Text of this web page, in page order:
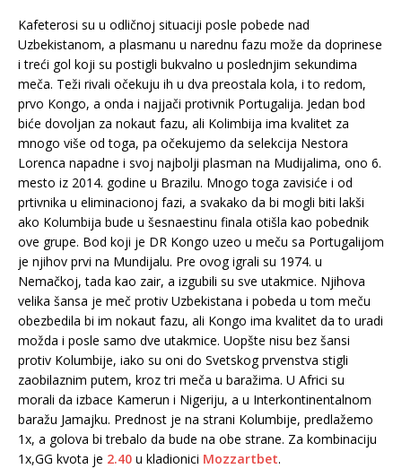
Kafeterosi su u odličnoj situaciji posle pobede nad
Uzbekistanom, a plasmanu u narednu fazu može da doprinese
i treći gol koji su postigli bukvalno u poslednjim sekundima
meča. Teži rivali očekuju ih u dva preostala kola, i to redom,
prvo Kongo, a onda i najjači protivnik Portugalija. Jedan bod
biće dovoljan za nokaut fazu, ali Kolimbija ima kvalitet za
mnogo više od toga, pa očekujemo da selekcija Nestora
Lorenca napadne i svoj najbolji plasman na Mudijalima, ono 6.
mesto iz 2014. godine u Brazilu. Mnogo toga zavisiće i od
prtivnika u eliminacionoj fazi, a svakako da bi mogli biti lakši
ako Kolumbija bude u šesnaestinu finala otišla kao pobednik
ove grupe. Bod koji je DR Kongo uzeo u meču sa Portugalijom
je njihov prvi na Mundijalu. Pre ovog igrali su 1974. u
Nemačkoj, tada kao zair, a izgubili su sve utakmice. Njihova
velika šansa je meč protiv Uzbekistana i pobeda u tom meču
obezbedila bi im nokaut fazu, ali Kongo ima kvalitet da to uradi
možda i posle samo dve utakmice. Uopšte nisu bez šansi
protiv Kolumbije, iako su oni do Svetskog prvenstva stigli
zaobilaznim putem, kroz tri meča u baražima. U Africi su
morali da izbace Kamerun i Nigeriju, a u Interkontinentalnom
baražu Jamajku. Prednost je na strani Kolumbije, predlažemo
1x, a golova bi trebalo da bude na obe strane. Za kombinaciju
1x,GG kvota je 2.40 u kladionici Mozzartbet.